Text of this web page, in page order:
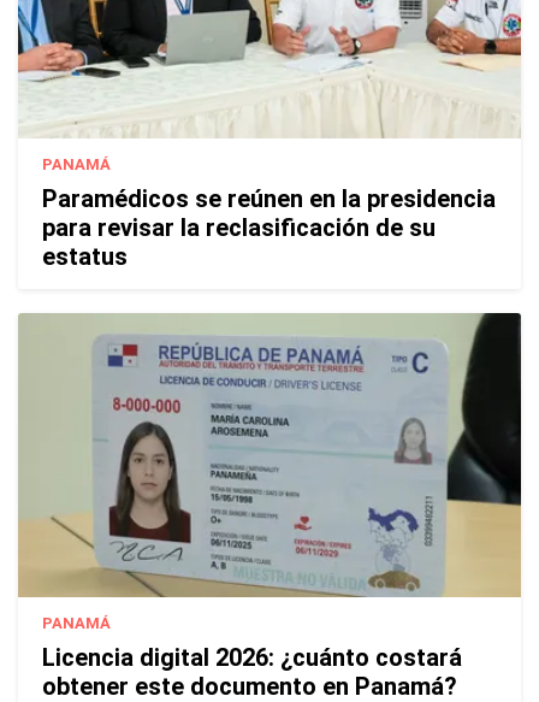
PANAMÁ
Paramédicos se reúnen en la presidencia
para revisar la reclasificación de su
estatus
PANAMÁ
Licencia digital 2026: ¿cuánto costará
obtener este documento en Panamá?